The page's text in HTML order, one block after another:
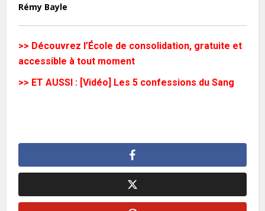
Rémy Bayle
>> Découvrez l’École de consolidation, gratuite et
accessible à tout moment
>> ET AUSSI : [Vidéo] Les 5 confessions du Sang